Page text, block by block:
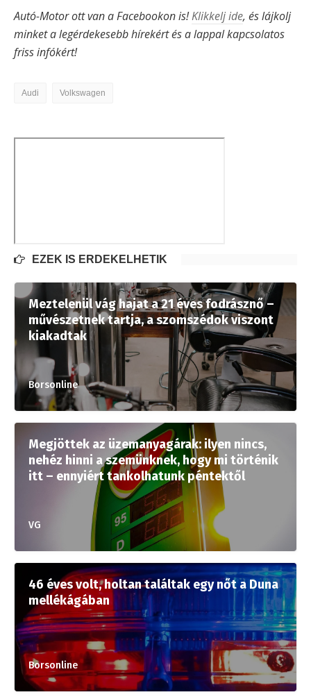
Autó-Motor ott van a Facebookon is!Klikkelj ide, és lájkolj
minket a legérdekesebb hírekért és a lappal kapcsolatos
friss infókért!
Audi Volkswagen
EZEK IS ÉRDEKELHETIK
Meztelenül vág hajat a 21 éves fodrásznő –
művészetnek tartja, a szomszédok viszont
kiakadtak
Borsonline
Megjöttek az üzemanyagárak: ilyen nincs,
nehéz hinni a szemünknek, hogy mi történik
itt – ennyiért tankolhatunk péntektől
VG
46 éves volt, holtan találtak egy nőt a Duna
mellékágában
Borsonline